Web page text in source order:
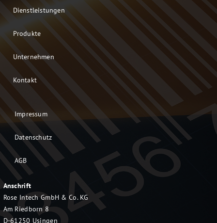
Dienstleistungen
Produkte
Unternehmen
Kontakt
Impressum
Datenschutz
AGB
Anschrift
Rose Intech GmbH & Co. KG
Am Riedborn 8
D-61250 Usingen